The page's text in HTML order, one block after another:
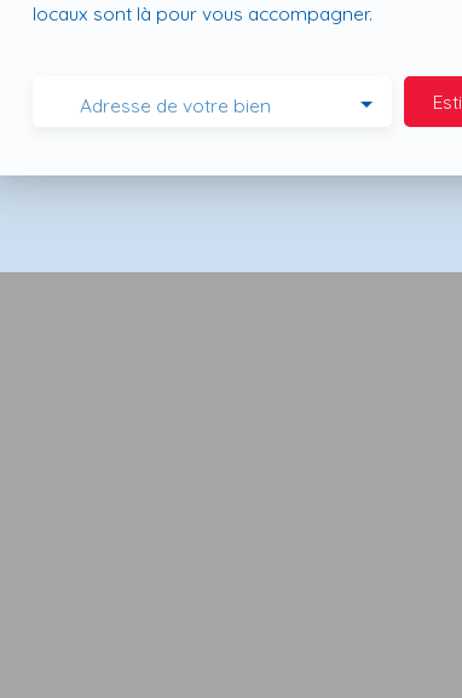
locaux sont là pour vous accompagner.
Adresse de votre bien